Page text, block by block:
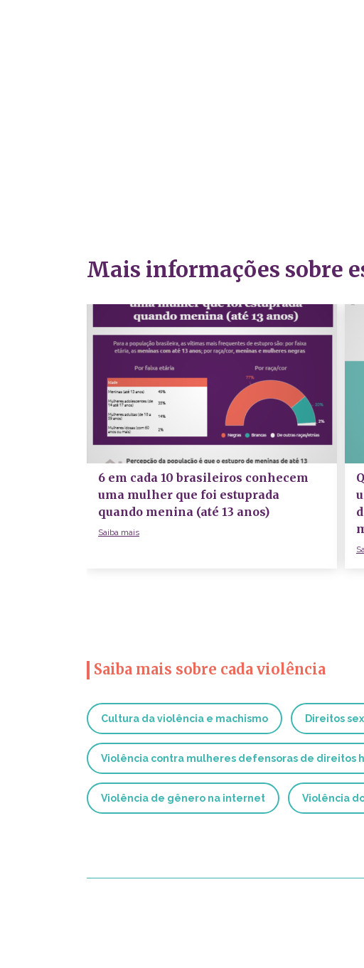
Mais informações sobre
6 em cada 10 brasileiros conhecem
uma mulher que foi estuprada
quando menina (até 13 anos)
Saiba mais
Saiba mais sobre cada violência
Cultura da violência e machismo Direitos
Violência contra mulheres defensoras de direitos
Violência de gênero na internet Violência